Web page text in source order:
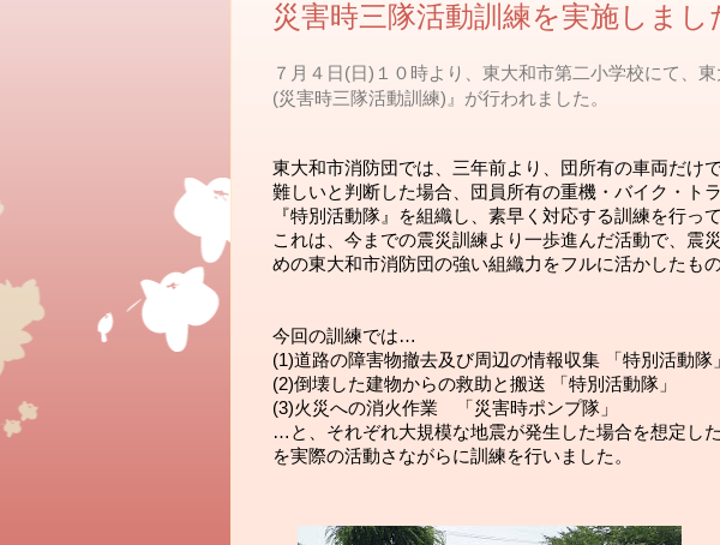
災害時三隊活動訓練を実施しまし
７月４日(日)１０時より、東大和市第二小学校にて、
(災害時三隊活動訓練)』が行われました。
東大和市消防団では、三年前より、団所有の車両だけ
難しいと判断した場合、団員所有の重機・バイク・ト
『特別活動隊』を組織し、素早く対応する訓練を行って
これは、今までの震災訓練より一歩進んだ活動で、震
めの東大和市消防団の強い組織力をフルに活かしたも
今回の訓練では…
(1)道路の障害物撤去及び周辺の情報収集 「特別活動隊
(2)倒壊した建物からの救助と搬送 「特別活動隊」
(3)火災への消火作業　「災害時ポンプ隊」
…と、それぞれ大規模な地震が発生した場合を想定し
を実際の活動さながらに訓練を行いました。